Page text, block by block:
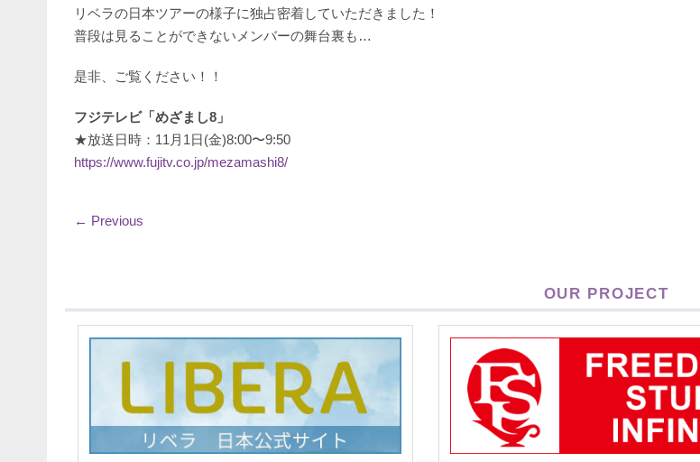
リベラの日本ツアーの様子に独占密着していただきました！
普段は見ることができないメンバーの舞台裏も…
是非、ご覧ください！！
フジテレビ「めざまし8」
★放送日時：11月1日(金)8:00〜9:50
https://www.fujitv.co.jp/mezamashi8/
← Previous
OUR PROJECT